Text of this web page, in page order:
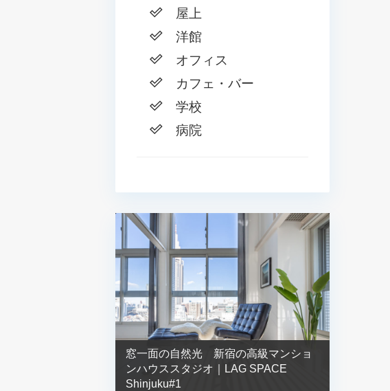
屋上
洋館
オフィス
カフェ・バー
学校
病院
窓一面の自然光 新宿の高級マンショ
ンハウススタジオ｜LAG SPACE
Shinjuku#1